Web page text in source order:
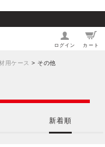
ログイン カート
用ケース > その他
新着順